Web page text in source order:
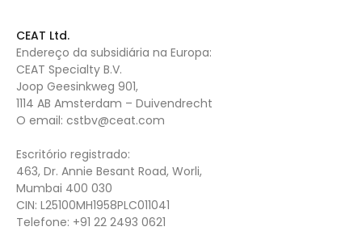
CEAT Ltd.
Endereço da subsidiária na Europa:
CEAT Specialty B.V.
Joop Geesinkweg 901,
1114 AB Amsterdam – Duivendrecht
O email: cstbv@ceat.com
Escritório registrado:
463, Dr. Annie Besant Road, Worli,
Mumbai 400 030
CIN: L25100MH1958PLC011041
Telefone: +91 22 2493 0621